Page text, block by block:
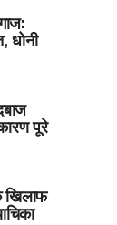
धोनी
पूरे
खिलाफ